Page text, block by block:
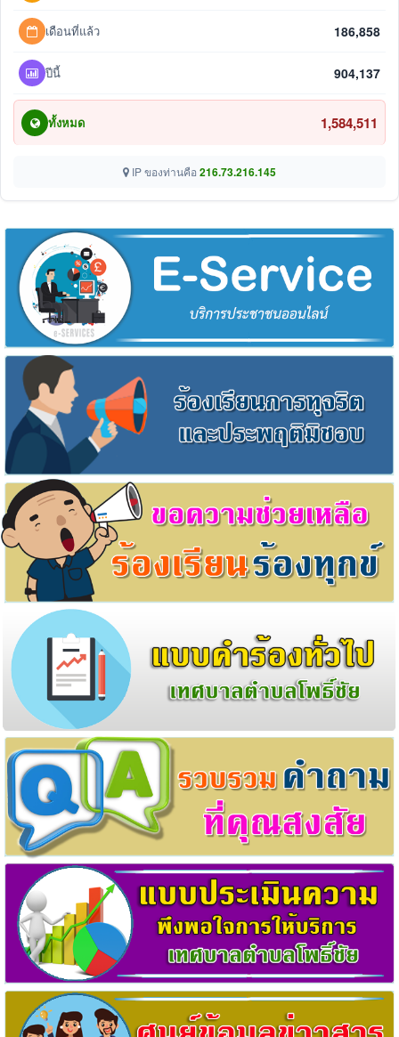
เดือนที่แล้ว 186,858
ปีนี้ 904,137
ทั้งหมด 1,584,511
IP ของท่านคือ 216.73.216.145